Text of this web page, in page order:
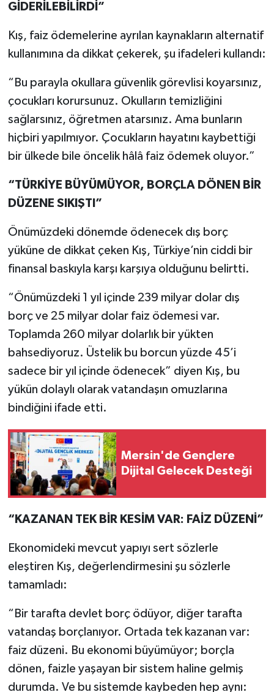
GİDERİLEBİLİRDİ”
Kış, faiz ödemelerine ayrılan kaynakların alternatif
kullanımına da dikkat çekerek, şu ifadeleri kullandı:
“Bu parayla okullara güvenlik görevlisi koyarsınız,
çocukları korursunuz. Okulların temizliğini
sağlarsınız, öğretmen atarsınız. Ama bunların
hiçbiri yapılmıyor. Çocukların hayatını kaybettiği
bir ülkede bile öncelik hâlâ faiz ödemek oluyor.”
“TÜRKİYE BÜYÜMÜYOR, BORÇLA DÖNEN BİR
DÜZENE SIKIŞTI”
Önümüzdeki dönemde ödenecek dış borç
yüküne de dikkat çeken Kış, Türkiye’nin ciddi bir
finansal baskıyla karşı karşıya olduğunu belirtti.
“Önümüzdeki 1 yıl içinde 239 milyar dolar dış
borç ve 25 milyar dolar faiz ödemesi var.
Toplamda 260 milyar dolarlık bir yükten
bahsediyoruz. Üstelik bu borcun yüzde 45’i
sadece bir yıl içinde ödenecek” diyen Kış, bu
yükün dolaylı olarak vatandaşın omuzlarına
bindiğini ifade etti.
Mersin'de Gençlere
Dijital Gelecek Desteği
“KAZANAN TEK BİR KESİM VAR: FAİZ DÜZENİ”
Ekonomideki mevcut yapıyı sert sözlerle
eleştiren Kış, değerlendirmesini şu sözlerle
tamamladı:
“Bir tarafta devlet borç ödüyor, diğer tarafta
vatandaş borçlanıyor. Ortada tek kazanan var:
faiz düzeni. Bu ekonomi büyümüyor; borçla
dönen, faizle yaşayan bir sistem haline gelmiş
durumda. Ve bu sistemde kaybeden hep aynı: